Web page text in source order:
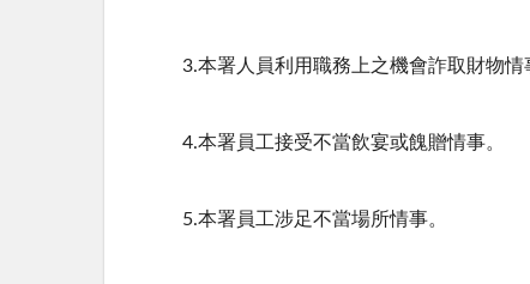
3.本署人員利用職務上之機會詐取財物情
4.本署員工接受不當飲宴或餽贈情事。
5.本署員工涉足不當場所情事。